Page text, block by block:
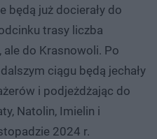
będą już docierały do
trasy liczba
ale do Krasnowoli. Po
ciągu będą jechały
i podjeżdżając do
Natolin, Imielin i
2024 r.